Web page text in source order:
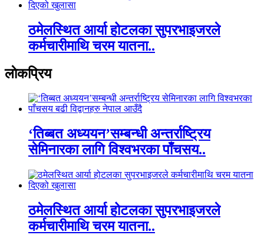
ठमेलस्थित आर्या होटलका सुपरभाइजरले
कर्मचारीमाथि चरम यातना..
लाेकप्रिय
‘तिब्बत अध्ययन’सम्बन्धी अन्तर्राष्ट्रिय
सेमिनारका लागि विश्वभरका पाँचसय..
ठमेलस्थित आर्या होटलका सुपरभाइजरले
कर्मचारीमाथि चरम यातना..